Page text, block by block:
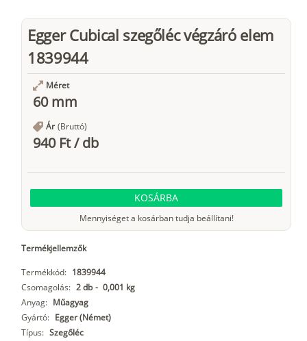
Egger Cubical szegőléc végzáró elem
1839944
Méret
60 mm
Ár (Bruttó)
940 Ft/db
KOSÁRBA
Mennyiséget a kosárban tudja beállítani!
Termékjellemzők
Termékkód: 1839944
Csomagolás: 2 db - 0,001 kg
Anyag: Műagyag
Gyártó: Egger (Német)
Típus: Szegőléc